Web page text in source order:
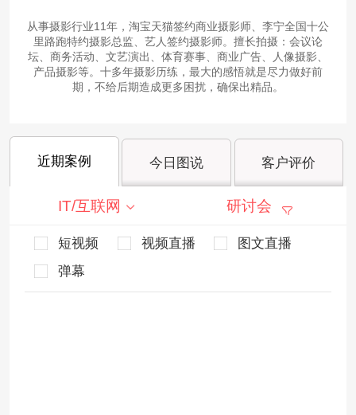
从事摄影行业11年，淘宝天猫签约商业摄影师、李宁全国十公
里路跑特约摄影总监、艺人签约摄影师。擅长拍摄：会议论
坛、商务活动、文艺演出、体育赛事、商业广告、人像摄影、
产品摄影等。十多年摄影历练，最大的感悟就是尽力做好前
期，不给后期造成更多困扰，确保出精品。
近期案例 今日图说 客户评价
IT/互联网 研讨会
短视频 视频直播
图文直播
弹幕